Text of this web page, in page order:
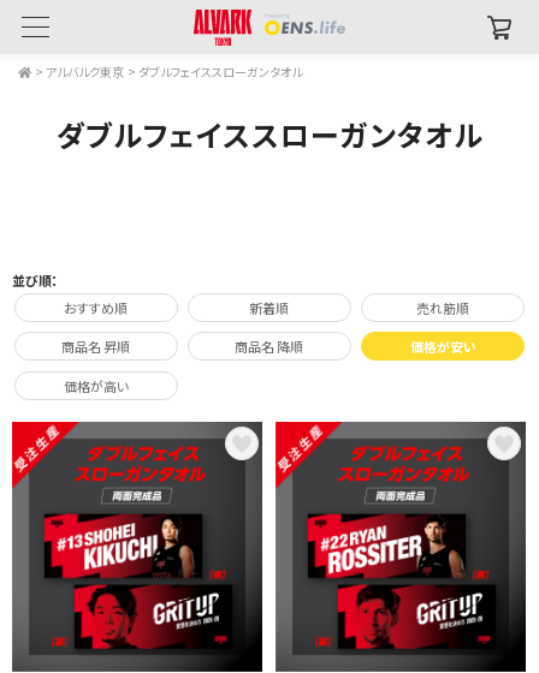
> アルバルク東京 > ダブルフェイススローガンタオル
ダブルフェイススローガンタオル
並び順：
おすすめ順
新着順 売れ筋順
商品名 昇順 商品名 降順 価格が安い
価格が高い